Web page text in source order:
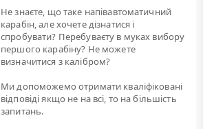
Не знаєте, що таке напівавтоматичний
карабін, але хочете дізнатися і
спробувати? Перебуваєту в муках вибору
першого карабіну? Не можете
визначитися з калібром?
Ми допоможемо отримати кваліфіковані
відповіді якщо не на всі, то на більшість
запитань.